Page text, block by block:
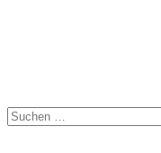
Suchen
nach: